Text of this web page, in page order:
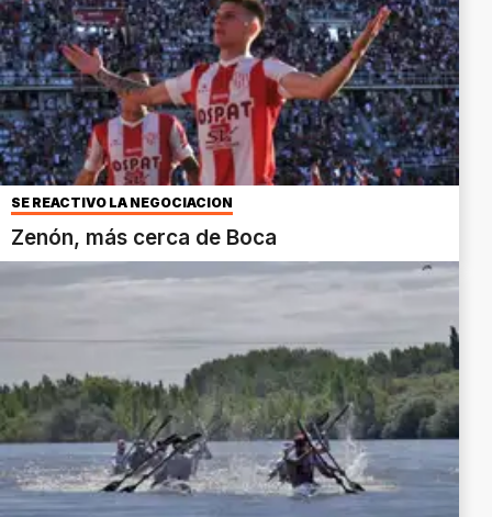
SE REACTIVÓ LA NEGOCIACIÓN
Zenón, más cerca de Boca